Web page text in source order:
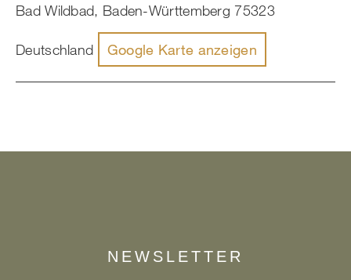
Bad Wildbad, Baden-Württemberg 75323
Deutschland Google Karte anzeigen
NEWSLETTER